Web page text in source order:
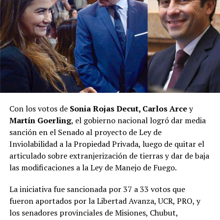
interpretando las necesidades de la gente es el que
conduce el gobernador Hugo Passalacqua”, contestó el
legislador.
“Hoy, la política misionera se transformó, ve otras
cosas. Y aquel espacio político, que fue muy importante
en la política misionera, perdió la capacidad de
interpretar lo que la sociedad estaba demandando, y hay
Pastori sostuvo que “la Renovación caducó de un día
para el otro” y que Encuentro Misionero, el sello con el
que Rovira reemplazó al Partido de la Concordia Social,
“duró dos meses”; y que “en esa obligación de volver a
generar una política buena, que interprete a la gente y
que Viene, que busca la reelección del gobernador
Passalacqua en 2027.
Con los votos de Sonia Rojas Decut, Carlos Arcey
Martín Goerling, el gobierno nacional logró dar media
sanción en el Senado al proyecto de Ley de
Inviolabilidad a la Propiedad Privada, luego de quitar el
articulado sobre extranjerización de tierras y dar de baja
las modificaciones a la Ley de Manejo de Fuego.
La iniciativa fue sancionada por 37 a 33 votos que
fueron aportados por la Libertad Avanza, UCR, PRO, y
los senadores provinciales de Misiones, Chubut,